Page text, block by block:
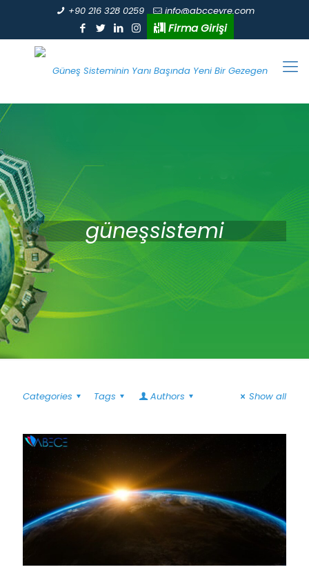
+90 216 328 0259 info@abccevre.com
Firma Girişi
güneşsistemi
Categories Tags Authors Show all